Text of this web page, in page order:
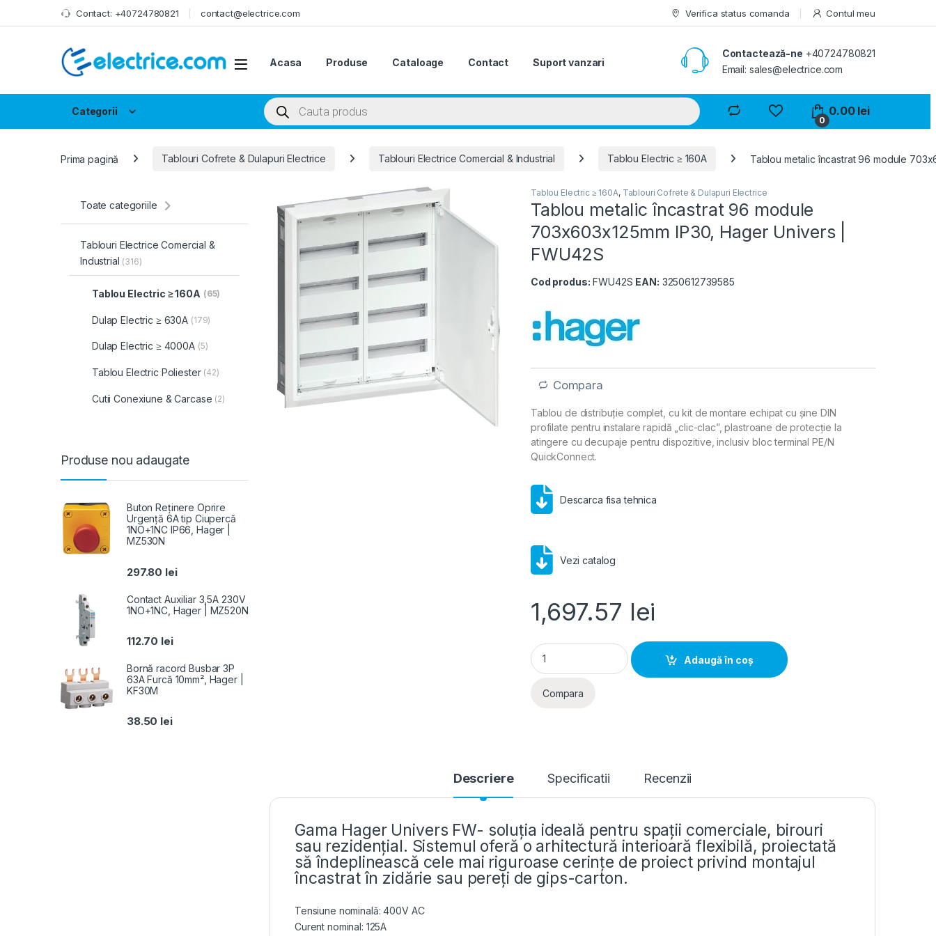
Skip to navigation
Skip to content Contact: +40724780821 contact@electrice.com Verifica status comanda Contul meu
Acasa Produse Cataloage Contact Suport vanzari
Contactează-ne +40724780821
Email: sales@electrice.com
Categorii
Products search
0
0.00 lei
Prima pagină Tablouri Cofrete & Dulapuri Electrice Tablouri Electrice Comercial & Industrial Tablou Electric ≥ 160A Tablou metalic încastrat 96 module
Tablou Electric ≥ 160A, Tablouri Cofrete & Dulapuri Electrice
Tablou metalic încastrat 96 module
703x603x125mm IP30, Hager Univers |
FWU42S
Cod produs: FWU42S EAN: 3250612739585
Compara
Tablou de distribuție complet, cu kit de montare echipat cu șine DIN
profilate pentru instalare rapidă „clic-clac”, plastroane de protecție la
atingere cu decupaje pentru dispozitive, inclusiv bloc terminal PE/N
QuickConnect.
Descarca fisa tehnica
Vezi catalog
1,697.57 lei
Tablou metalic încastrat 96 module 703x603x125mm IP30, Hager Univers |
Adaugă în coș
Compara
Descriere Specificatii Recenzii
Gama Hager Univers FW- soluția ideală pentru spații comerciale, birouri
sau rezidențial. Sistemul oferă o arhitectură interioară flexibilă, proiectată
să îndeplinească cele mai riguroase cerințe de proiect privind montajul
încastrat în zidărie sau pereți de gips-carton.
Tensiune nominală: 400V AC
Curent nominal: 125A
Toate categoriile
Tablouri Electrice Comercial &
Industrial (316)
Tablou Electric ≥ 160A (65)
Dulap Electric ≥ 630A (179)
Dulap Electric ≥ 4000A (5)
Tablou Electric Poliester (42)
Cutii Conexiune & Carcase (2)
Produse nou adaugate
Buton Reținere Oprire
Urgență 6A tip Ciupercă
1NO+1NC IP66, Hager |
MZ530N
297.80 lei
Contact Auxiliar 3,5A 230V
1NO+1NC, Hager | MZ520N
112.70 lei
Bornă racord Busbar 3P
63A Furcă 10mm², Hager |
KF30M
38.50 lei